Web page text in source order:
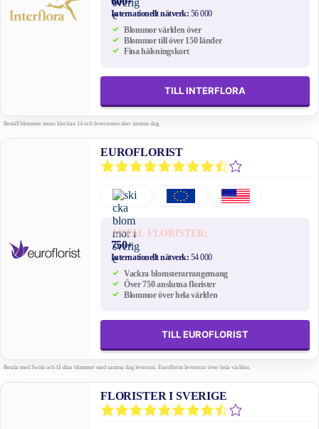
Internationellt nätverk: 56 000
Blommor världen över
Blommor till över 150 länder
Fina hälsningskort
TILL INTERFLORA
Beställ blommor innan klockan 14 och leveransen sker samma dag.
EUROFLORIST
ANTAL FLORISTER:
750+
Internationellt nätverk: 54 000
Vackra blomsterarrangemang
Över 750 anslutna florister
Blommor över hela världen
TILL EUROFLORIST
Betala med Swish och få dina blommor med samma dag leverans. Euroflorist levererar över hela världen.
FLORISTER I SVERIGE